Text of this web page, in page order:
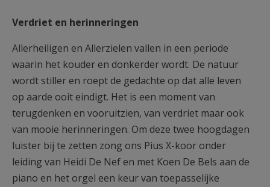
Verdriet en herinneringen
Allerheiligen en Allerzielen vallen in een periode
waarin het kouder en donkerder wordt. De natuur
wordt stiller en roept de gedachte op dat alle leven
op aarde ooit eindigt. Het is een moment van
terugdenken en vooruitzien, van verdriet maar ook
van mooie herinneringen. Om deze twee hoogdagen
luister bij te zetten zong ons Pius X-koor onder
leiding van Heidi De Nef en met Koen De Bels aan de
piano en het orgel een keur van toepasselijke